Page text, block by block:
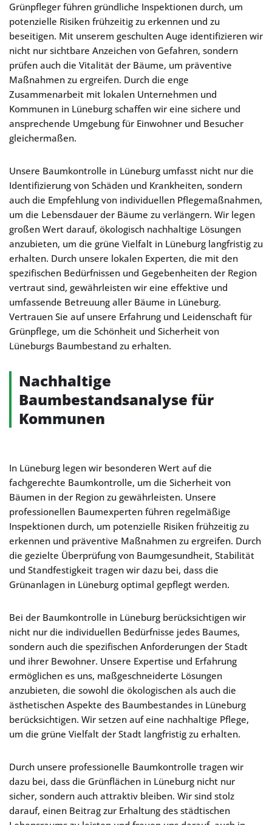
Grünpfleger führen gründliche Inspektionen durch, um
potenzielle Risiken frühzeitig zu erkennen und zu
beseitigen. Mit unserem geschulten Auge identifizieren wir
nicht nur sichtbare Anzeichen von Gefahren, sondern
prüfen auch die Vitalität der Bäume, um präventive
Maßnahmen zu ergreifen. Durch die enge
Zusammenarbeit mit lokalen Unternehmen und
Kommunen in Lüneburg schaffen wir eine sichere und
ansprechende Umgebung für Einwohner und Besucher
gleichermaßen.
Unsere Baumkontrolle in Lüneburg umfasst nicht nur die
Identifizierung von Schäden und Krankheiten, sondern
auch die Empfehlung von individuellen Pflegemaßnahmen,
um die Lebensdauer der Bäume zu verlängern. Wir legen
großen Wert darauf, ökologisch nachhaltige Lösungen
anzubieten, um die grüne Vielfalt in Lüneburg langfristig zu
erhalten. Durch unsere lokalen Experten, die mit den
spezifischen Bedürfnissen und Gegebenheiten der Region
vertraut sind, gewährleisten wir eine effektive und
umfassende Betreuung aller Bäume in Lüneburg.
Vertrauen Sie auf unsere Erfahrung und Leidenschaft für
Grünpflege, um die Schönheit und Sicherheit von
Lüneburgs Baumbestand zu erhalten.
Nachhaltige
Baumbestandsanalyse für
Kommunen
In Lüneburg legen wir besonderen Wert auf die
fachgerechte Baumkontrolle, um die Sicherheit von
Bäumen in der Region zu gewährleisten. Unsere
professionellen Baumexperten führen regelmäßige
Inspektionen durch, um potenzielle Risiken frühzeitig zu
erkennen und präventive Maßnahmen zu ergreifen. Durch
die gezielte Überprüfung von Baumgesundheit, Stabilität
und Standfestigkeit tragen wir dazu bei, dass die
Grünanlagen in Lüneburg optimal gepflegt werden.
Bei der Baumkontrolle in Lüneburg berücksichtigen wir
nicht nur die individuellen Bedürfnisse jedes Baumes,
sondern auch die spezifischen Anforderungen der Stadt
und ihrer Bewohner. Unsere Expertise und Erfahrung
ermöglichen es uns, maßgeschneiderte Lösungen
anzubieten, die sowohl die ökologischen als auch die
ästhetischen Aspekte des Baumbestandes in Lüneburg
berücksichtigen. Wir setzen auf eine nachhaltige Pflege,
um die grüne Vielfalt der Stadt langfristig zu erhalten.
Durch unsere professionelle Baumkontrolle tragen wir
dazu bei, dass die Grünflächen in Lüneburg nicht nur
sicher, sondern auch attraktiv bleiben. Wir sind stolz
darauf, einen Beitrag zur Erhaltung des städtischen